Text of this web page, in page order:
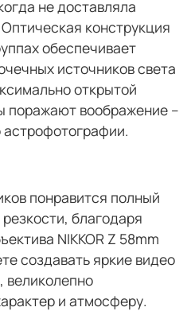
не доставляла
конструкция
обеспечивает
источников света
открытой
поражают воображение –
понравится полный
благодаря
NIKKOR Z 58mm
создавать яркие видео
великолепно
и атмосферу.